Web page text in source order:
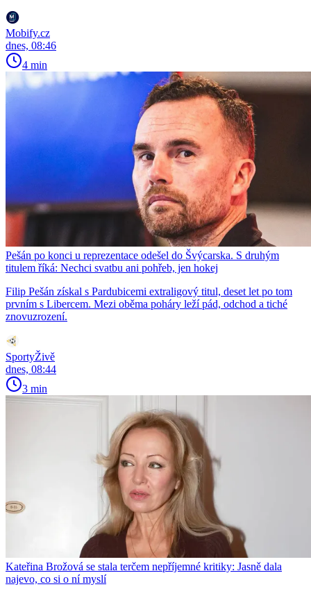
Mobify.cz
dnes, 08:46
4 min
Pešán po konci u reprezentace odešel do Švýcarska. S druhým
titulem říká: Nechci svatbu ani pohřeb, jen hokej
Filip Pešán získal s Pardubicemi extraligový titul, deset let po tom
prvním s Libercem. Mezi oběma poháry leží pád, odchod a tiché
znovuzrození.
SportyŽivě
dnes, 08:44
3 min
Kateřina Brožová se stala terčem nepříjemné kritiky: Jasně dala
najevo, co si o ní myslí